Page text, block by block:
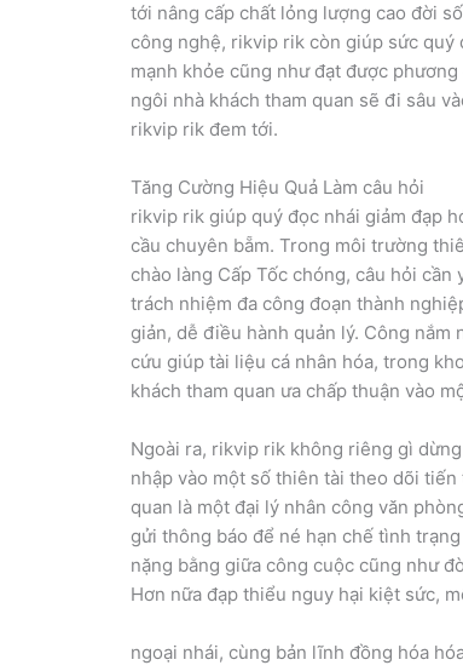
tới nâng cấp chất lỏng lượng cao đời
công nghệ, rikvip rik còn giúp sức
mạnh khỏe cũng như đạt được
ngôi nhà khách tham quan sẽ đi sâu
rikvip rik đem tới.
Tăng Cường Hiệu Quả Làm câu hỏi
rikvip rik giúp quý đọc nhái giảm đạp
cầu chuyên bẵm. Trong môi trường
chào làng Cấp Tốc chóng, câu hỏi
trách nhiệm đa công đoạn thành
giản, dễ điều hành quản lý. Công
cứu giúp tài liệu cá nhân hóa, trong
khách tham quan ưa chấp thuận vào
Ngoài ra, rikvip rik không riêng gì
nhập vào một số thiên tài theo dõi
quan là một đại lý nhân công văn
gửi thông báo để né hạn chế tình
nặng bằng giữa công cuộc cũng như
Hơn nữa đạp thiểu nguy hại kiệt sức,
ngoại nhái, cùng bản lĩnh đồng hóa